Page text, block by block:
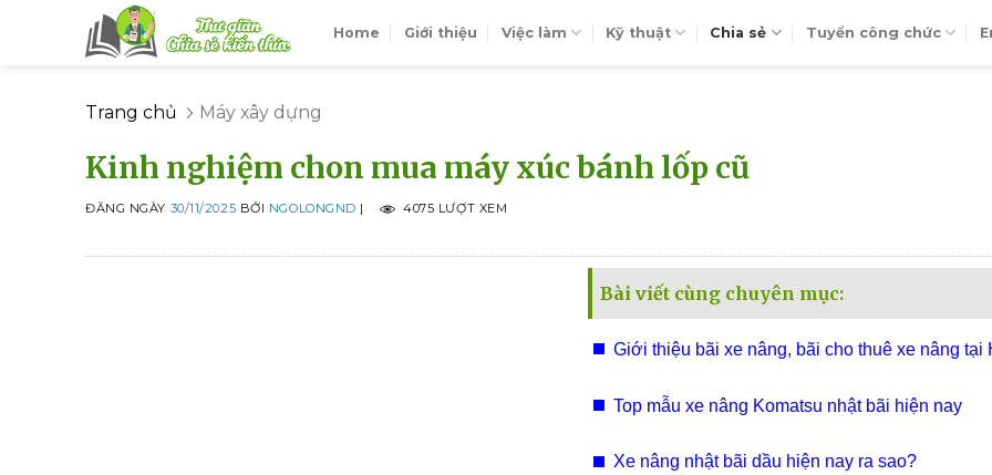
Home Giới thiệu Việc làm Kỹ thuật Chia sẻ Tuyển công chức
Trang chủ Máy xây dựng
Kinh nghiệm chon mua máy xúc bánh lốp cũ
ĐĂNG NGÀY 30/11/2025 BỞI NGOLONGND | 4075 LƯỢT XEM
Bài viết cùng chuyên mục:
Giới thiệu bãi xe nâng, bãi cho thuê xe nâng tại
Top mẫu xe nâng Komatsu nhật bãi hiện nay
Xe nâng nhật bãi dầu hiện nay ra sao?